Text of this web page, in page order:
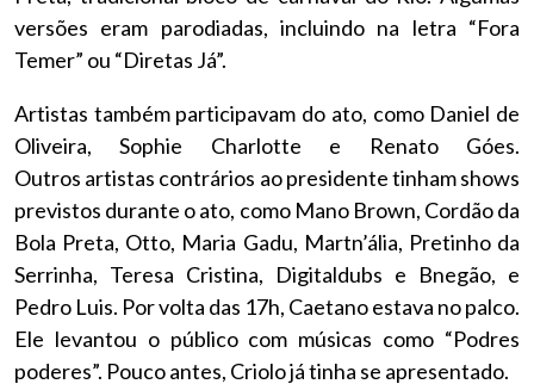
versões eram parodiadas, incluindo na letra “Fora
Temer” ou “Diretas Já”.
Artistas também participavam do ato, como Daniel de
Oliveira, Sophie Charlotte e Renato Góes.
Outros artistas contrários ao presidente tinham shows
previstos durante o ato, como Mano Brown, Cordão da
Bola Preta, Otto, Maria Gadu, Martn’ália, Pretinho da
Serrinha, Teresa Cristina, Digitaldubs e Bnegão, e
Pedro Luis. Por volta das 17h, Caetano estava no palco.
Ele levantou o público com músicas como “Podres
poderes”. Pouco antes, Criolo já tinha se apresentado.